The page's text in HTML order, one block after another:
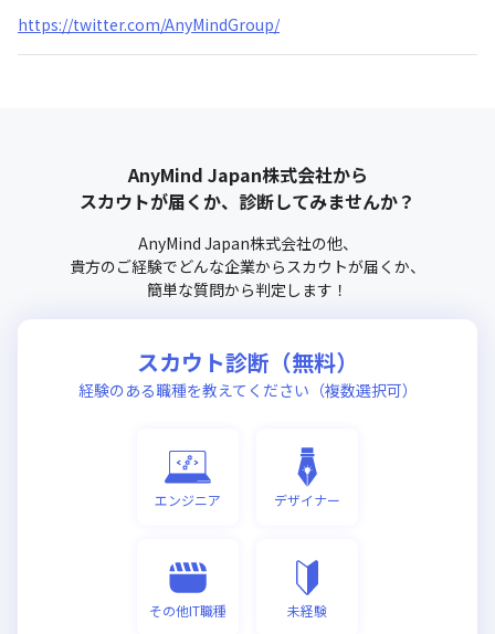
https://twitter.com/AnyMindGroup/
AnyMind Japan株式会社から
スカウトが届くか、診断してみませんか？
AnyMind Japan株式会社の他、
貴方のご経験でどんな企業からスカウトが届くか、
簡単な質問から判定します！
スカウト診断（無料）
経験のある職種を教えてください（複数選択可）
エンジニア デザイナー
その他IT職種 未経験